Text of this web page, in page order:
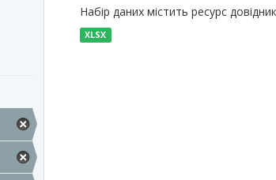
Набір даних містить ресурс
XLSX